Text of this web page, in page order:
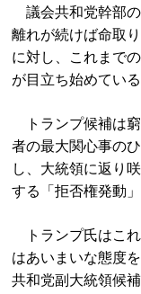
議会共和党幹部
離れが続けば命取
に対し、これまで
が目立ち始めている
トランプ候補は
者の最大関心事の
し、大統領に返り
する「拒否権発動
トランプ氏はこ
はあいまいな態度
共和党副大統領候